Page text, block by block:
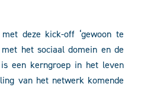
deze kick-off ‘gewoon te
het sociaal domein en de
een kerngroep in het leven
van het netwerk komende